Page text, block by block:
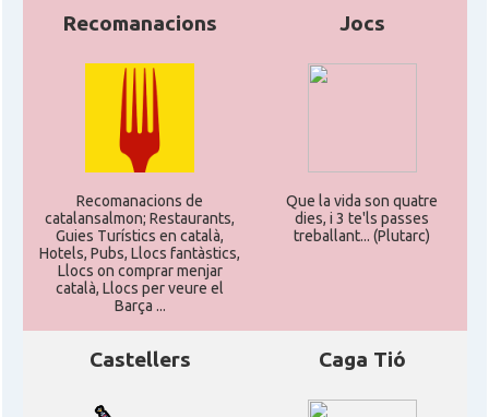
Recomanacions
Recomanacions de
catalansalmon; Restaurants,
Guies Turístics en català,
Hotels, Pubs, Llocs fantàstics,
Llocs on comprar menjar
català, Llocs per veure el
Barça ...
Jocs
Que la vida son quatre
dies, i 3 te'ls passes
treballant... (Plutarc)
Castellers Caga Tió